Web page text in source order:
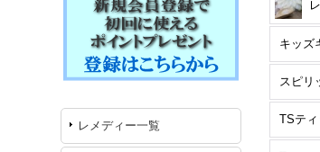
レメディー一覧
キッズ
TSティ